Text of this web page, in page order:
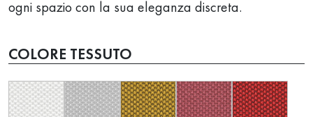
ogni spazio con la sua eleganza discreta.
COLORE TESSUTO